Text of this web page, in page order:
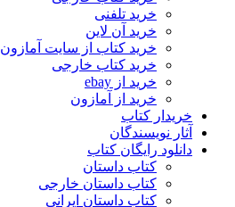
خرید تلفنی
خرید آن لاین
خرید کتاب از سایت آمازون
خرید کتاب خارجی
خرید از ebay
خرید از آمازون
خریدار کتاب
آثار نویسندگان
دانلود رایگان کتاب
کتاب داستان
کتاب داستان خارجی
کتاب داستان ایرانی